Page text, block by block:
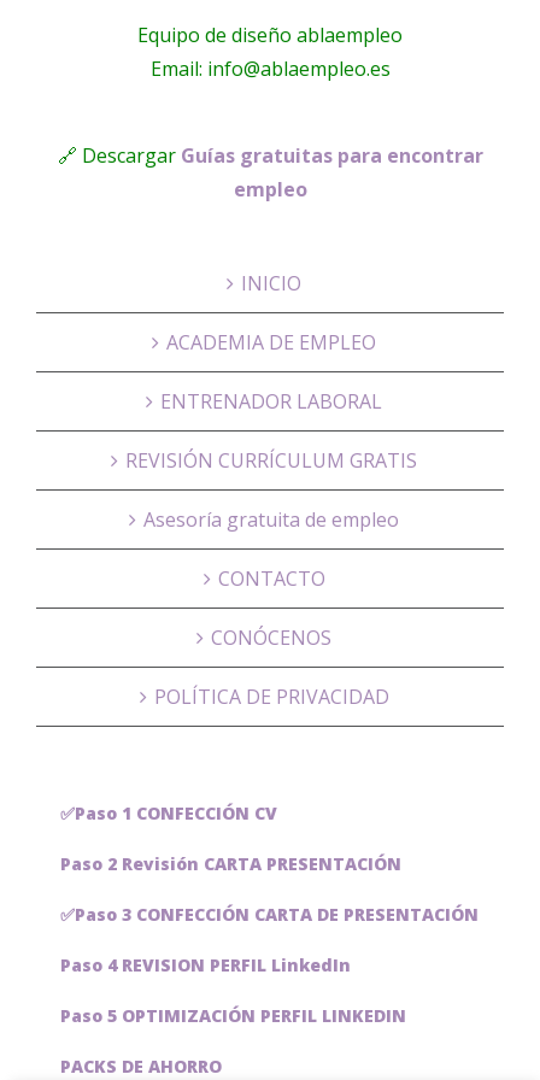
Equipo de diseño ablaempleo
Email: info@ablaempleo.es
🔗 Descargar Guías gratuitas para encontrar
empleo
INICIO
ACADEMIA DE EMPLEO
ENTRENADOR LABORAL
REVISIÓN CURRÍCULUM GRATIS
Asesoría gratuita de empleo
CONTACTO
CONÓCENOS
POLÍTICA DE PRIVACIDAD
✅Paso 1 CONFECCIÓN CV
Paso 2 Revisión CARTA PRESENTACIÓN
✅Paso 3 CONFECCIÓN CARTA DE PRESENTACIÓN
Paso 4 REVISION PERFIL LinkedIn
Paso 5 OPTIMIZACIÓN PERFIL LINKEDIN
PACKS DE AHORRO